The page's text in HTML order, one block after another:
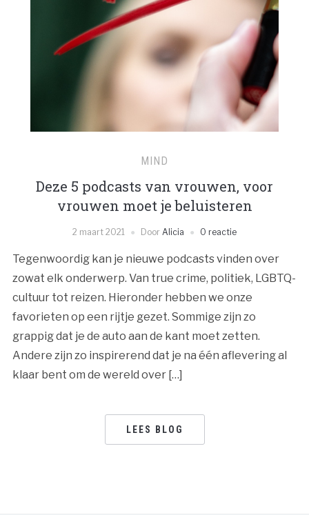
MIND
Deze 5 podcasts van vrouwen, voor
vrouwen moet je beluisteren
2 maart 2021 Door Alicia 0 reactie
Tegenwoordig kan je nieuwe podcasts vinden over
zowat elk onderwerp. Van true crime, politiek, LGBTQ-
cultuur tot reizen. Hieronder hebben we onze
favorieten op een rijtje gezet. Sommige zijn zo
grappig dat je de auto aan de kant moet zetten.
Andere zijn zo inspirerend dat je na één aflevering al
klaar bent om de wereld over […]
LEES BLOG